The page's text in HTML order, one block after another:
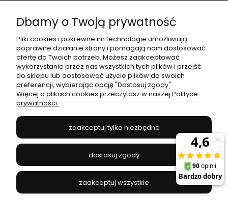
Moje konto
Płatności i dostawa
Informacje
JANEX
669-050-03-43
504 545 749//E-mail:sklep@janexmarket.pl
Dbamy o Twoją prywatność
Pliki cookies i pokrewne im technologie umożliwiają
poprawne działanie strony i pomagają nam dostosować
ofertę do Twoich potrzeb. Możesz zaakceptować
wykorzystanie przez nas wszystkich tych plików i przejść
do sklepu lub dostosować użycie plików do swoich
preferencji, wybierając opcję "Dostosuj zgody".
Więcej o plikach cookies przeczytasz w naszej Polityce
prywatności.
zaakceptuj tylko niezbędne
dostosuj zgody
zaakceptuj wszystkie